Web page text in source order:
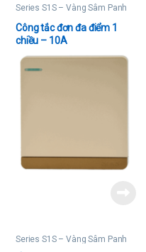
Series S1S – Vàng Sâm Panh
Công tắc đơn đa điểm 1
chiều – 10A
Series S1S – Vàng Sâm Panh